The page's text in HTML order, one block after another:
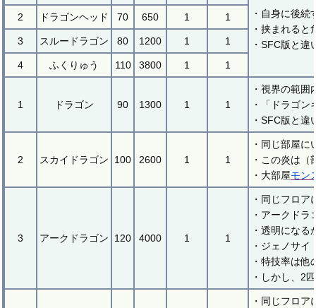
・自身に後続
・挟まれる
・SFC版と違
2 ドラゴンヘッド 70 650 1 1
3 スルードラゴン 80 1200 1 1
4 ふくりゅう 110 3800 1 1
1 ドラゴン 90 1300 1 1
・視界の範
・「ドラゴ
・SFC版と
2 スカイドラゴン 100 2600 1 1
・同じ部屋
・この炎は
・大部屋モン
3 アークドラゴン 120 4000 1 1
・同じフロ
・アークド
・透明にな
・ジェノサ
・特技率は
・しかし、2
・同じフロ